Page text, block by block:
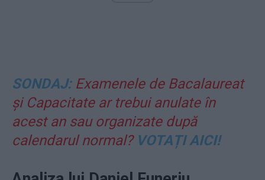
SONDAJ: Examenele de Bacalaureat
și Capacitate ar trebui anulate în
acest an sau organizate după
calendarul normal? VOTAȚI AICI!